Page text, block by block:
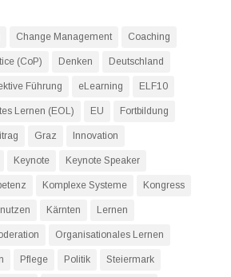
Change Management Coaching
(CoP) Denken Deutschland
Führung eLearning ELF10
Lernen (EOL) EU Fortbildung
Graz Innovation
Keynote Keynote Speaker
Komplexe Systeme Kongress
Kärnten Lernen
Organisationales Lernen
Pflege Politik Steiermark